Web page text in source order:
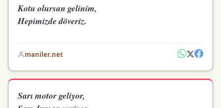
Kotu olursan gelinim,
Hepimizde döveriz.
maniler.net
Sarı motor geliyor,